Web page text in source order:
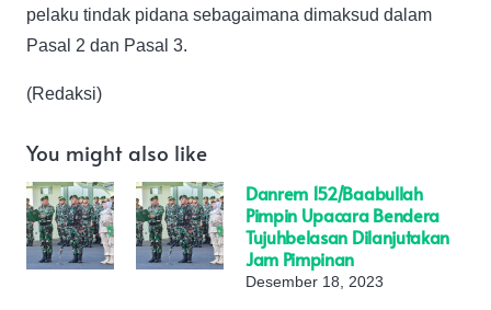
pelaku tindak pidana sebagaimana dimaksud dalam
Pasal 2 dan Pasal 3.
(Redaksi)
You might also like
Danrem 152/Baabullah
Pimpin Upacara Bendera
Tujuhbelasan Dilanjutakan
Jam Pimpinan
Desember 18, 2023